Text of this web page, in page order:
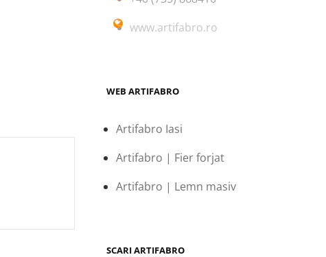
www.artifabro.ro
WEB ARTIFABRO
Artifabro Iasi
Artifabro | Fier forjat
Artifabro | Lemn masiv
SCARI ARTIFABRO